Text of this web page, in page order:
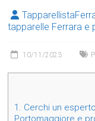
tapparelle Ferrara e
10/11/2023
1. Cerchi un
Portomaggiore e